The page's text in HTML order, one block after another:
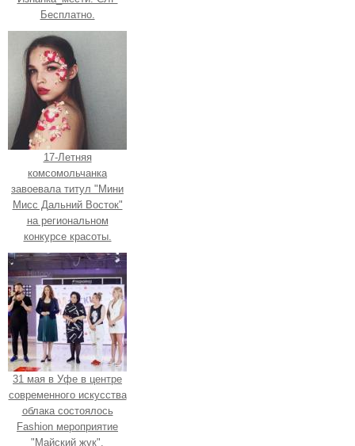
Бесплатно.
17-Летняя
комсомольчанка
завоевала титул "Мини
Мисс Дальний Восток"
на региональном
конкурсе красоты.
31 мая в Уфе в центре
современного искусства
облака состоялось
Fashion мероприятие
"Майский жук".